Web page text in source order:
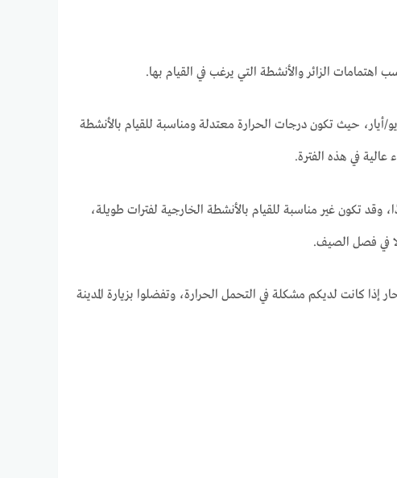
الزائر والأنشطة التي يرغب في القيام بها.
أيار، حيث تكون درجات الحرارة معتدلة ومناسبة للقيام بالأنشطة
في هذه الفترة.
تكون غير مناسبة للقيام بالأنشطة الخارجية لفترات طويلة،
في فصل الصيف.
كانت لديكم مشكلة في التحمل الحرارة، وتفضلوا بزيارة المدينة